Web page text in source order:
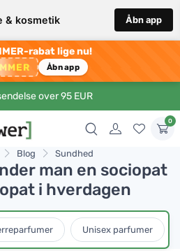
& kosmetik Åbn app
rabat lige nu!
Åbn app
over 95 EUR
0
Blog Sundhed
man en sociopat
i hverdagen
Unisex parfumer